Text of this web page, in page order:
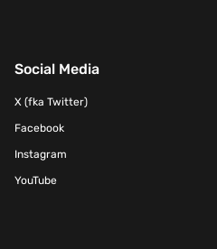
Social Media
X (fka Twitter)
Facebook
Instagram
YouTube